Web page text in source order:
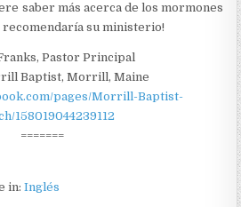
saber más acerca de los mormones
recomendaría su ministerio!
Pastor Principal
Baptist, Morrill, Maine
pages/Morrill-Baptist-
158019044239112
=======
in:Inglés